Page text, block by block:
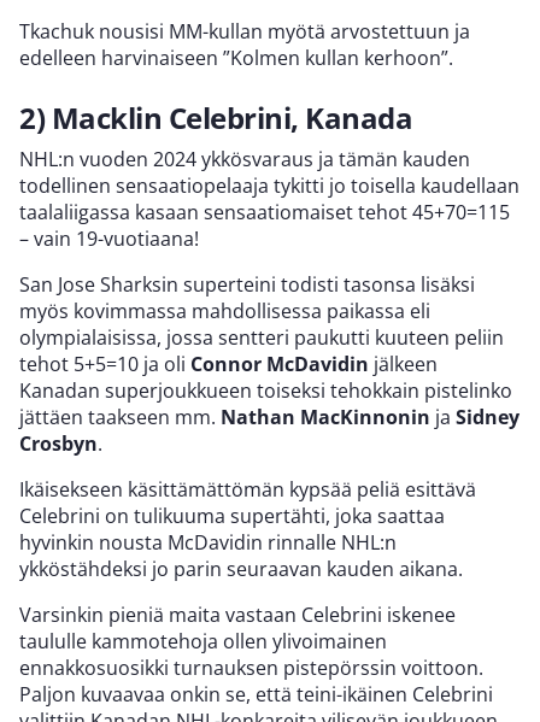
Tkachuk nousisi MM-kullan myötä arvostettuun ja
edelleen harvinaiseen ”Kolmen kullan kerhoon”.
2) Macklin Celebrini, Kanada
NHL:n vuoden 2024 ykkösvaraus ja tämän kauden
todellinen sensaatiopelaaja tykitti jo toisella kaudellaan
taalaliigassa kasaan sensaatiomaiset tehot 45+70=115
– vain 19-vuotiaana!
San Jose Sharksin superteini todisti tasonsa lisäksi
myös kovimmassa mahdollisessa paikassa eli
olympialaisissa, jossa sentteri paukutti kuuteen peliin
tehot 5+5=10 ja oli Connor McDavidin jälkeen
Kanadan superjoukkueen toiseksi tehokkain pistelinko
jättäen taakseen mm. Nathan MacKinnonin ja Sidney
Crosbyn.
Ikäisekseen käsittämättömän kypsää peliä esittävä
Celebrini on tulikuuma supertähti, joka saattaa
hyvinkin nousta McDavidin rinnalle NHL:n
ykköstähdeksi jo parin seuraavan kauden aikana.
Varsinkin pieniä maita vastaan Celebrini iskenee
taululle kammotehoja ollen ylivoimainen
ennakkosuosikki turnauksen pistepörssin voittoon.
Paljon kuvaavaa onkin se, että teini-ikäinen Celebrini